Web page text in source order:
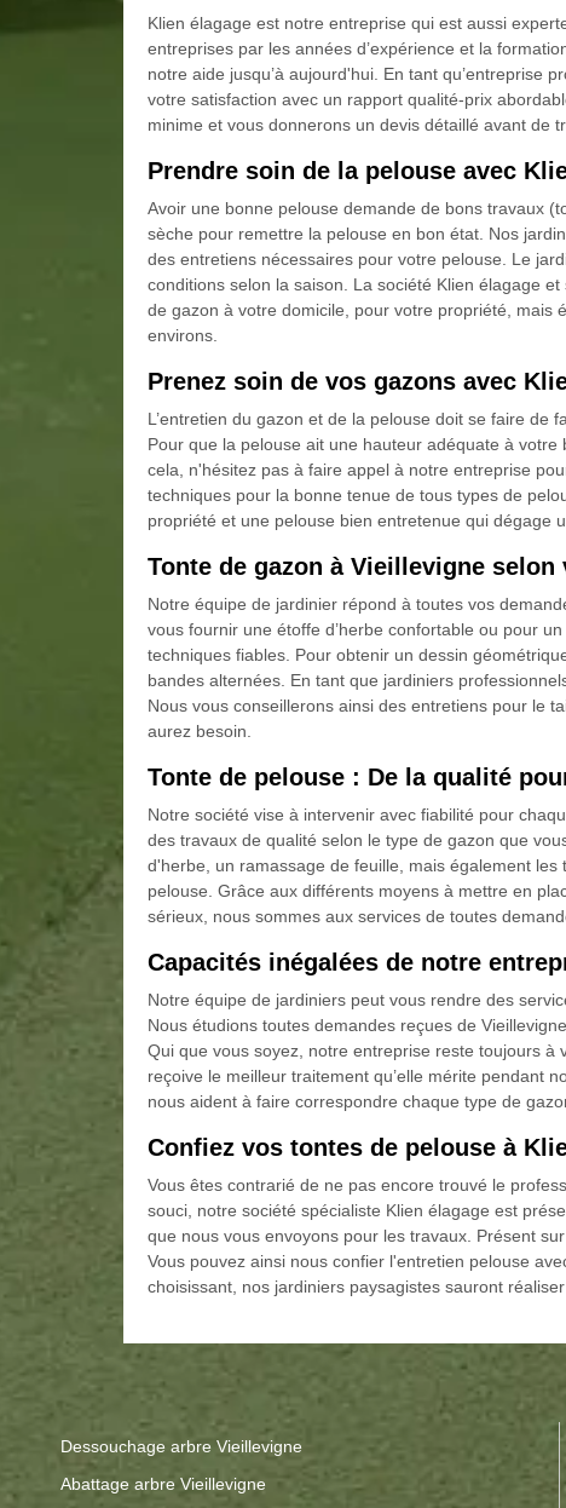
Klien élagage est notre entreprise qui est aussi
entreprises par les années d’expérience et la
notre aide jusqu’à aujourd'hui. En tant qu’entreprise
votre satisfaction avec un rapport qualité-prix
minime et vous donnerons un devis détaillé avant de
Prendre soin de la pelouse avec
Avoir une bonne pelouse demande de bons travaux
sèche pour remettre la pelouse en bon état. Nos
des entretiens nécessaires pour votre pelouse. Le
conditions selon la saison. La société Klien élagage
de gazon à votre domicile, pour votre propriété, mais
environs.
Prenez soin de vos gazons avec
L’entretien du gazon et de la pelouse doit se faire de
Pour que la pelouse ait une hauteur adéquate à
cela, n'hésitez pas à faire appel à notre entreprise
techniques pour la bonne tenue de tous types de
propriété et une pelouse bien entretenue qui dégage
Tonte de gazon à Vieillevigne
Notre équipe de jardinier répond à toutes vos
vous fournir une étoffe d’herbe confortable ou pour
techniques fiables. Pour obtenir un dessin
bandes alternées. En tant que jardiniers
Nous vous conseillerons ainsi des entretiens pour le
aurez besoin.
Tonte de pelouse : De la qualité
Notre société vise à intervenir avec fiabilité pour
des travaux de qualité selon le type de gazon que
d'herbe, un ramassage de feuille, mais également
pelouse. Grâce aux différents moyens à mettre en
sérieux, nous sommes aux services de toutes
Capacités inégalées de notre
Notre équipe de jardiniers peut vous rendre des
Nous étudions toutes demandes reçues de
Qui que vous soyez, notre entreprise reste toujours
reçoive le meilleur traitement qu’elle mérite pendant
nous aident à faire correspondre chaque type de
Confiez vos tontes de pelouse à
Vous êtes contrarié de ne pas encore trouvé le
souci, notre société spécialiste Klien élagage est
que nous vous envoyons pour les travaux. Présent
Vous pouvez ainsi nous confier l'entretien pelouse
choisissant, nos jardiniers paysagistes sauront
Dessouchage arbre Vieillevigne
Abattage arbre Vieillevigne